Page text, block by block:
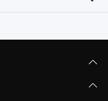
802.11b
PPTP